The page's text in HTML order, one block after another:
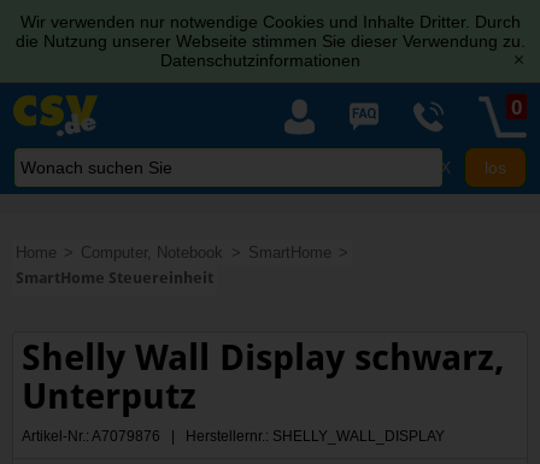
Wir verwenden nur notwendige Cookies und Inhalte Dritter. Durch
die Nutzung unserer Webseite stimmen Sie dieser Verwendung zu.
Datenschutzinformationen
[x]
X
0
Home Computer, Notebook
SmartHome
SmartHome Steuereinheit
Shelly Wall Display schwarz,
Unterputz
Artikel-Nr.: A7079876 | Herstellernr.: SHELLY_WALL_DISPLAY